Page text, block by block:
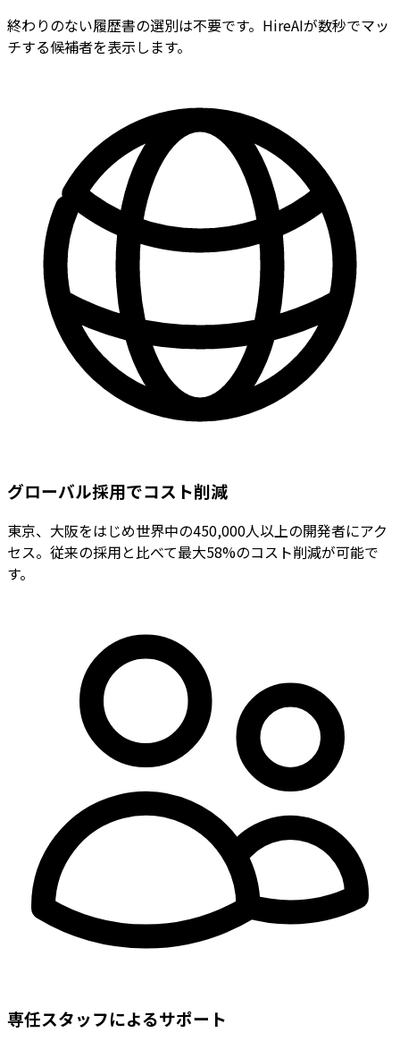
終わりのない履歴書の選別は不要です。HireAIが数秒でマッ
チする候補者を表示します。
グローバル採用でコスト削減
東京、大阪をはじめ世界中の450,000人以上の開発者にアク
セス。従来の採用と比べて最大58%のコスト削減が可能で
す。
専任スタッフによるサポート